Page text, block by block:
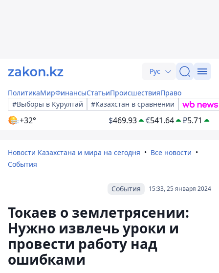
Рус
ПолитикаМирФинансыСтатьиПроисшествияПраво
#Выборы в Курултай
#Казахстан в сравнении
+32° $469.93 €541.64 ₽5.71
Новости Казахстана и мира на сегодня
Все новости
События
15:33, 25 января 2024
События
Токаев о землетрясении:
Нужно извлечь уроки и
провести работу над
ошибками